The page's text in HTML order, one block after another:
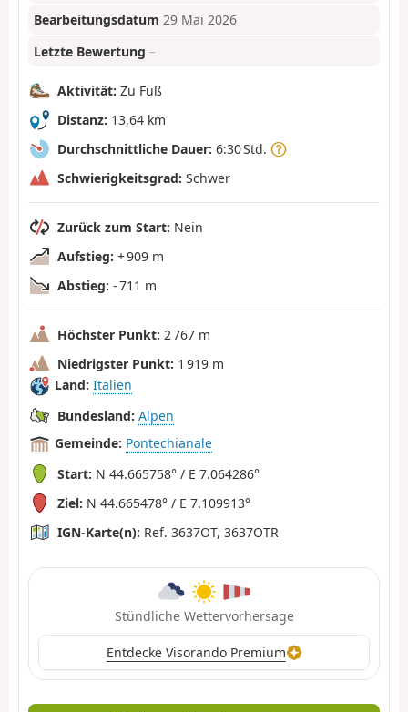
Bearbeitungsdatum 29 Mai 2026
Letzte Bewertung –
Aktivität: Zu Fuß
Distanz: 13,64 km
Durchschnittliche Dauer: 6:30 Std.
Schwierigkeitsgrad: Schwer
Zurück zum Start: Nein
Aufstieg: + 909 m
Abstieg: - 711 m
Höchster Punkt: 2 767 m
Niedrigster Punkt: 1 919 m
Land: Italien
Bundesland: Alpen
Gemeinde: Pontechianale
Start: N 44.665758° / E 7.064286°
Ziel: N 44.665478° / E 7.109913°
IGN-Karte(n): Ref. 3637OT, 3637OTR
Stündliche Wettervorhersage
Entdecke Visorando Premium